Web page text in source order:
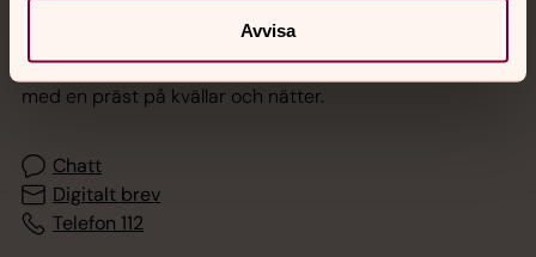
Avvisa
Akut samtals- och krisstöd. Prata eller chatta anonymt
med en präst på kvällar och nätter.
Chatt
Digitalt brev
Telefon 112